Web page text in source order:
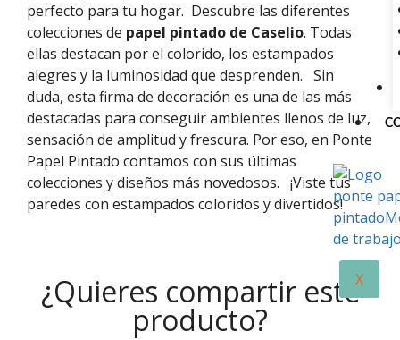
X
perfecto para tu hogar. Descubre las diferentes
colecciones de papel pintado de Caselio. Todas
ellas destacan por el colorido, los estampados
alegres y la luminosidad que desprenden. Sin
duda, esta firma de decoración es una de las más
destacadas para conseguir ambientes llenos de luz,
sensación de amplitud y frescura. Por eso, en Ponte
Papel Pintado contamos con sus últimas
colecciones y diseños más novedosos. ¡Viste tus
paredes con estampados coloridos y divertidos!
¿Quieres compartir este
producto?